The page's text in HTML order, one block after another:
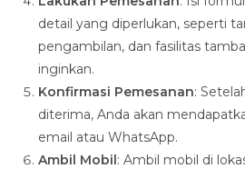
detail yang diperlukan, seperti
pengambilan, dan fasilitas
inginkan.
Konfirmasi Pemesanan:
diterima, Anda akan
email atau WhatsApp.
Ambil Mobil: Ambil mobil di